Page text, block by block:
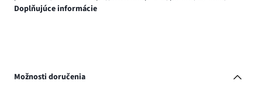
Doplňujúce informácie
Možnosti doručenia